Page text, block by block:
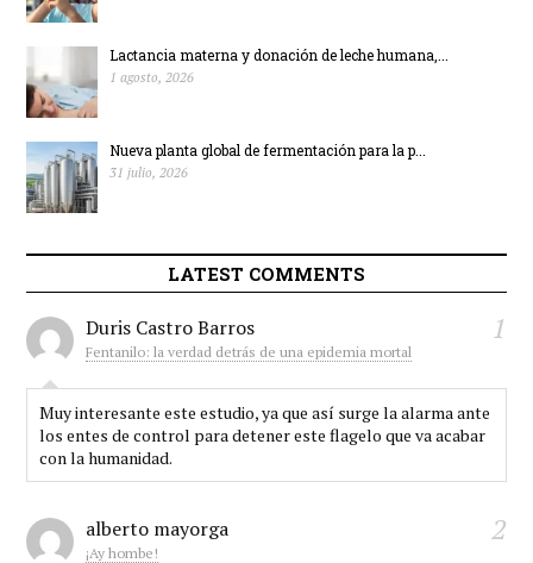
Lactancia materna y donación de leche humana,...
1 agosto, 2026
Nueva planta global de fermentación para la p...
31 julio, 2026
LATEST COMMENTS
Duris Castro Barros 1
Fentanilo: la verdad detrás de una epidemia mortal
Muy interesante este estudio, ya que así surge la alarma ante
los entes de control para detener este flagelo que va acabar
con la humanidad.
alberto mayorga 2
¡Ay hombe!